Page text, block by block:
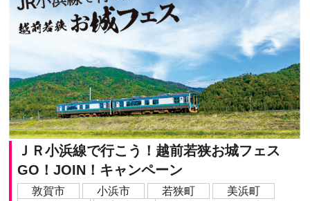
ＪＲ小浜線で行こう！越前若狭お城フェス
GO！JOIN！キャンペーン
敦賀市 小浜市 若狭町
美浜町